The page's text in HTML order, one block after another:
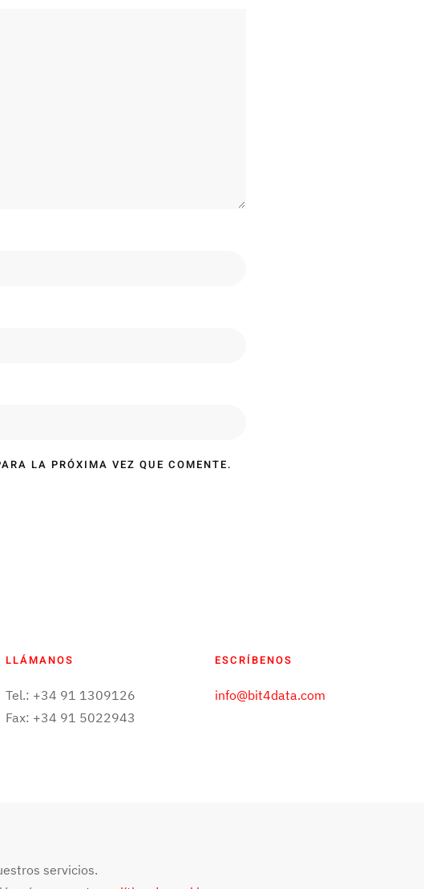
LA PRÓXIMA VEZ QUE COMENTE.
LLÁMANOS
Tel.: +34 91 1309126
Fax: +34 91 5022943
ESCRÍBENOS
info@bit4data.com
servicios.